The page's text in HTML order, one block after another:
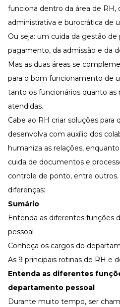
Treinamento de
Desenvolva a sua equipe
Materiais Gratuitos
Confira nossos materiais
E-book
Aprofunde seu conhecimento
Ferramentas e
Infográfico
Conteúdo prático e rápido
Kits
Materiais centralizados
Lives
funciona dentro da área de RH,
administrativa e burocrática de
Ou seja: um cuida da gestão de
pagamento, da admissão e da
Mas as duas áreas se
para o bom funcionamento de
tanto os funcionários quanto as
atendidas.
Cabe ao RH criar soluções para
desenvolva com auxílio dos
humaniza as relações,
cuida de documentos e
controle de ponto, entre outros.
diferenças:
Sumário
Entenda as diferentes funções
pessoal
Conheça os cargos do
As 9 principais rotinas de RH e
Entenda as diferentes
departamento pessoal
Durante muito tempo, ser